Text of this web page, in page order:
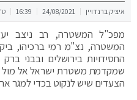
איציק ברנדויין 24/08/2021
16:39
מפכ"ל המשטרה, רב ניצב
המשטרה, נצ"מ רמי ברכיהו,
החסידויות בירושלים ובבני
שמקדמת משטרת ישראל אל מול
הצעדים שיש לנקוט בכדי למגר את